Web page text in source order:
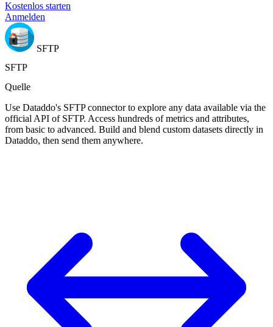
Kostenlos starten
Anmelden
SFTP
SFTP
Quelle
Use Dataddo's SFTP connector to explore any data available via the
official API of SFTP. Access hundreds of metrics and attributes,
from basic to advanced. Build and blend custom datasets directly in
Dataddo, then send them anywhere.